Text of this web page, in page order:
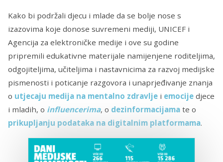
Kako bi podržali djecu i mlade da se bolje nose s
izazovima koje donose suvremeni mediji, UNICEF i
Agencija za elektroničke medije i ove su godine
pripremili edukativne materijale namijenjene roditeljima,
odgojiteljima, učiteljima i nastavnicima za razvoj medijske
pismenosti i poticanje razgovora i unaprjeđivanje znanja
o utjecaju medija na mentalno zdravlje i emocije djece
i mladih, o influencerima, o dezinformacijama te o
prikupljanju podataka na digitalnim platformama.